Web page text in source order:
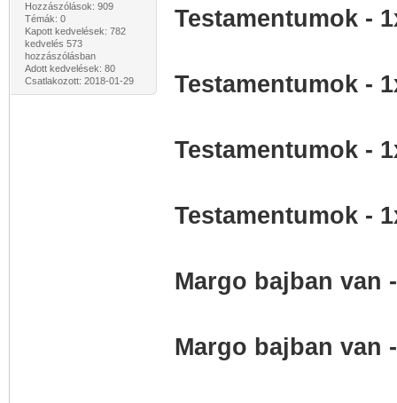
Hozzászólások: 909
Témák: 0
Kapott kedvelések: 782
kedvelés 573
hozzászólásban
Adott kedvelések: 80
Csatlakozott: 2018-01-29
Testamentumok -
Testamentumok -
Testamentumok -
Testamentumok -
Margo bajban van
Margo bajban van